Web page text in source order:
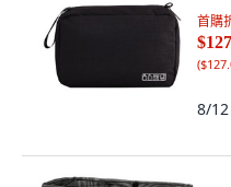
首購
$127
(
8/